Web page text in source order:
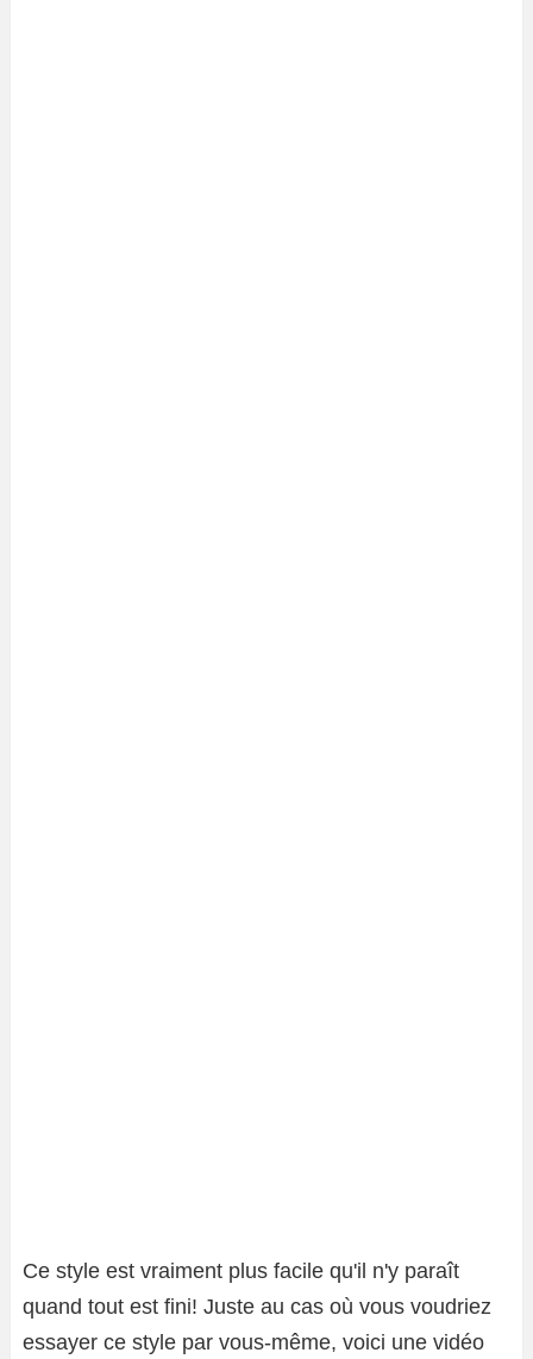
Ce style est vraiment plus facile qu'il n'y paraît
quand tout est fini! Juste au cas où vous voudriez
essayer ce style par vous-même, voici une vidéo